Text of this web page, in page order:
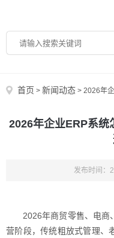
首页 > 新闻动态 > 2026年企
2026年企业ERP系统
发布时间：
2026年商贸零售、电商
营阶段，传统粗放式管理、